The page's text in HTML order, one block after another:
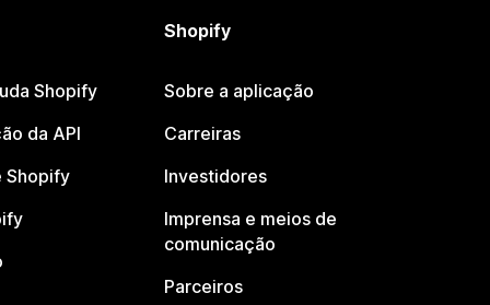
Shopify
da API
Shopify
Shopify
Sobre a aplicação
Carreiras
Investidores
Imprensa e meios de
comunicação
Parceiros